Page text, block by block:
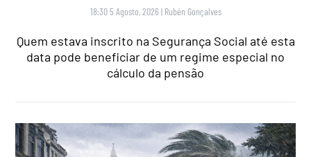
18:30 5 Agosto, 2026 | Rubén Gonçalves
Quem estava inscrito na Segurança Social até esta
data pode beneficiar de um regime especial no
cálculo da pensão